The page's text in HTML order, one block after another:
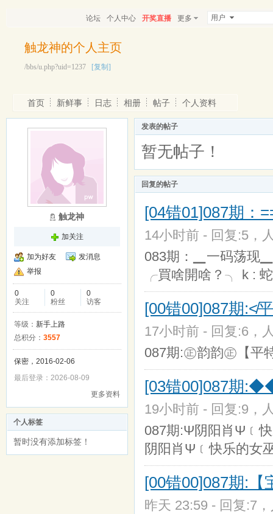
论坛 个人中心 开奖直播 更多 用户
触龙神的个人主页
/bbs/u.php?uid=1237 [复制]
首页 新鲜事 日志 相册 帖子 个人资料
触龙神
加关注
加为好友
发消息
举报
0
关注
0
粉丝
0
访客
等级： 新手上路
总积分： 3557
保密，2016-02-06
最后登录：2026-08-09
更多资料
个人标签
暂时没有添加标签！
发表的帖子
暂无帖子！
回复的帖子
[04错01]087期：
14小时前 - 回复:5，
083期：▁一码荡现
╭買啥開啥？╮ k :
[00错00]087期:≮
17小时前 - 回复:6，
087期:㊣韵韵㊣【平
[03错00]087期
19小时前 - 回复:9，
087期:Ψ阴阳肖Ψ﹝
阴阳肖Ψ﹝快乐的女
[00错00]087期:【
昨天 23:59 - 回复:7